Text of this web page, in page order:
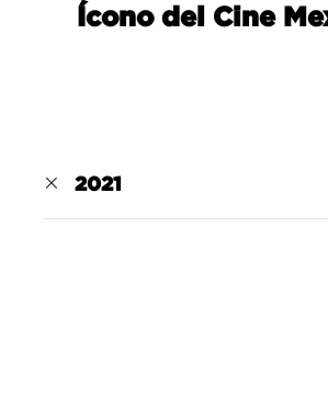
Ícono del Cine
2021